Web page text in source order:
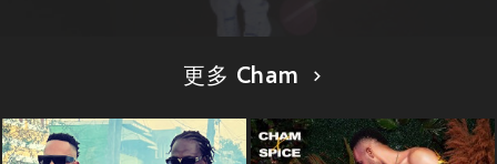
更多 Cham